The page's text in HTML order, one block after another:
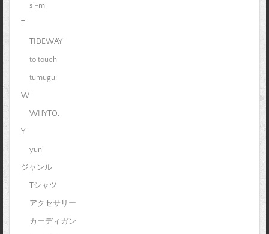
si-m
T
TIDEWAY
to touch
tumugu:
W
WHYTO.
Y
yuni
ジャンル
Tシャツ
アクセサリー
カーディガン